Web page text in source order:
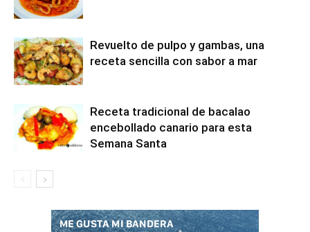
Revuelto de pulpo y gambas, una
receta sencilla con sabor a mar
Receta tradicional de bacalao
encebollado canario para esta
Semana Santa